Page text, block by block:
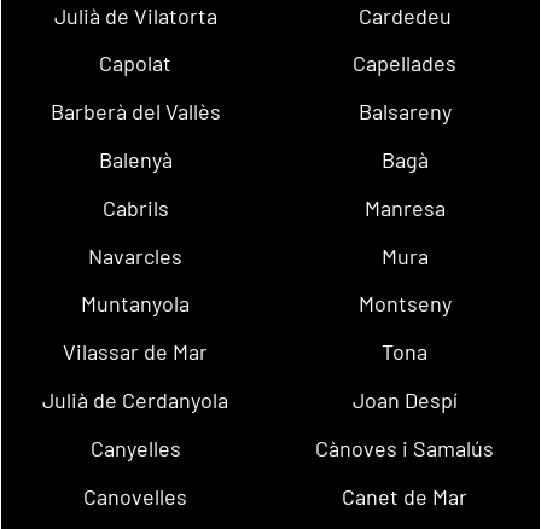
Julià de Vilatorta
Cardedeu
Capolat
Capellades
Barberà del Vallès
Balsareny
Balenyà
Bagà
Cabrils
Manresa
Navarcles
Mura
Muntanyola
Montseny
Vilassar de Mar
Tona
Julià de Cerdanyola
Joan Despí
Canyelles
Cànoves i Samalús
Canovelles
Canet de Mar